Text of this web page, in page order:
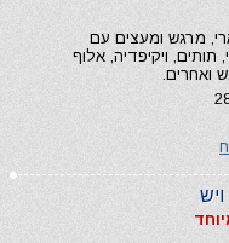
מרגש ומעצים עם
ויקיפדיה, אלוף
ואחרים.